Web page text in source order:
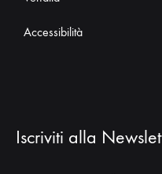
Accessibilità
Iscriviti alla